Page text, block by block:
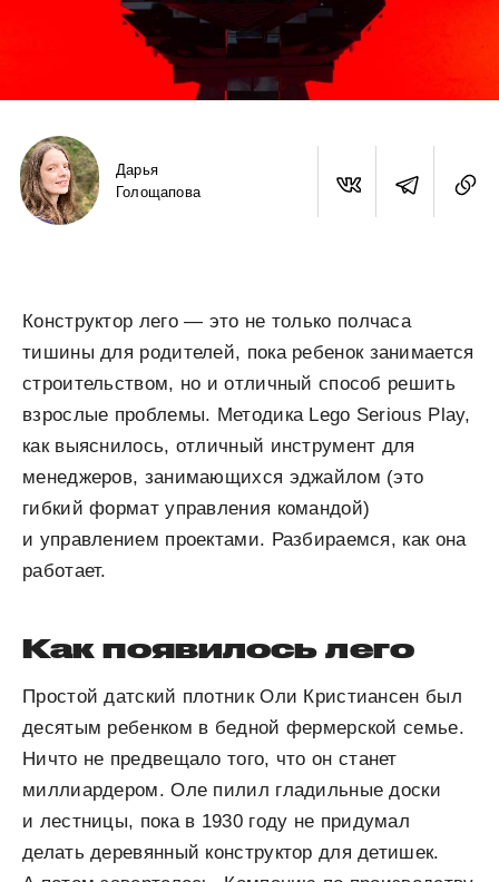
Дарья
Голощапова
Конструктор лего — это не только полчаса
тишины для родителей, пока ребенок занимается
строительством, но и отличный способ решить
взрослые проблемы. Методика Lego Serious Play,
как выяснилось, отличный инструмент для
менеджеров, занимающихся эджайлом (это
гибкий формат управления командой)
и управлением проектами. Разбираемся, как она
работает.
Как появилось лего
Простой датский плотник Оли Кристиансен был
десятым ребенком в бедной фермерской семье.
Ничто не предвещало того, что он станет
миллиардером. Оле пилил гладильные доски
и лестницы, пока в 1930 году не придумал
делать деревянный конструктор для детишек.